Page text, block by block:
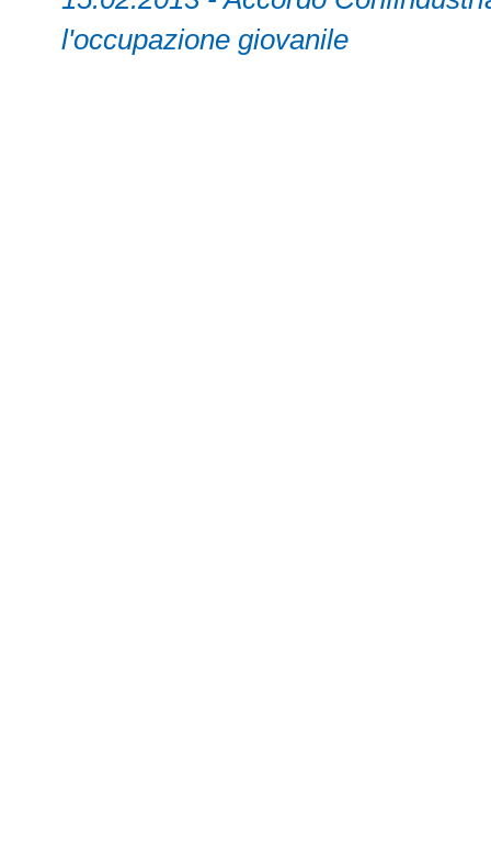
l'occupazione giovanile